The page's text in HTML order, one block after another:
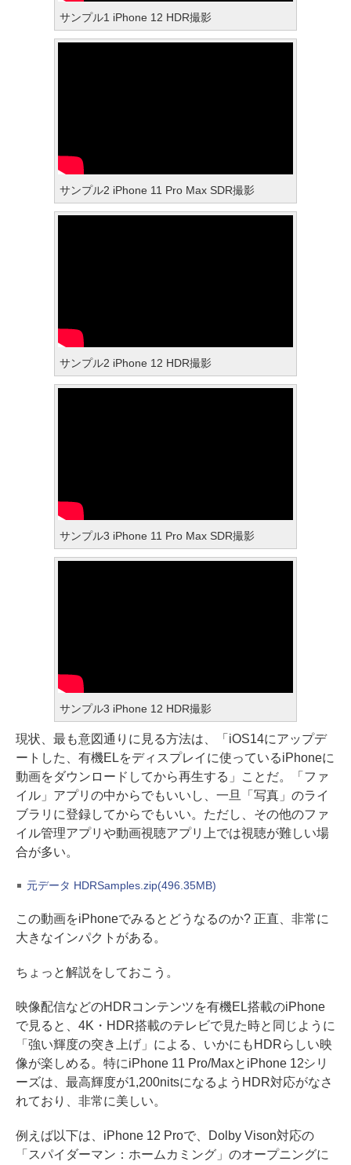
サンプル1 iPhone 12 HDR撮影
サンプル2 iPhone 11 Pro Max SDR撮影
サンプル2 iPhone 12 HDR撮影
サンプル3 iPhone 11 Pro Max SDR撮影
サンプル3 iPhone 12 HDR撮影
現状、最も意図通りに見る方法は、「iOS14にアップデ
ートした、有機ELをディスプレイに使っているiPhoneに
動画をダウンロードしてから再生する」ことだ。「ファ
イル」アプリの中からでもいいし、一旦「写真」のライ
ブラリに登録してからでもいい。ただし、その他のファ
イル管理アプリや動画視聴アプリ上では視聴が難しい場
合が多い。
元データ HDRSamples.zip(496.35MB)
この動画をiPhoneでみるとどうなるのか? 正直、非常に
大きなインパクトがある。
ちょっと解説をしておこう。
映像配信などのHDRコンテンツを有機EL搭載のiPhone
で見ると、4K・HDR搭載のテレビで見た時と同じように
「強い輝度の突き上げ」による、いかにもHDRらしい映
像が楽しめる。特にiPhone 11 Pro/MaxとiPhone 12シリ
ーズは、最高輝度が1,200nitsになるようHDR対応がなさ
れており、非常に美しい。
例えば以下は、iPhone 12 Proで、Dolby Vison対応の
「スパイダーマン：ホームカミング」のオープニングに